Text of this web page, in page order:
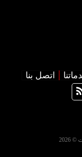
اتصل بنا